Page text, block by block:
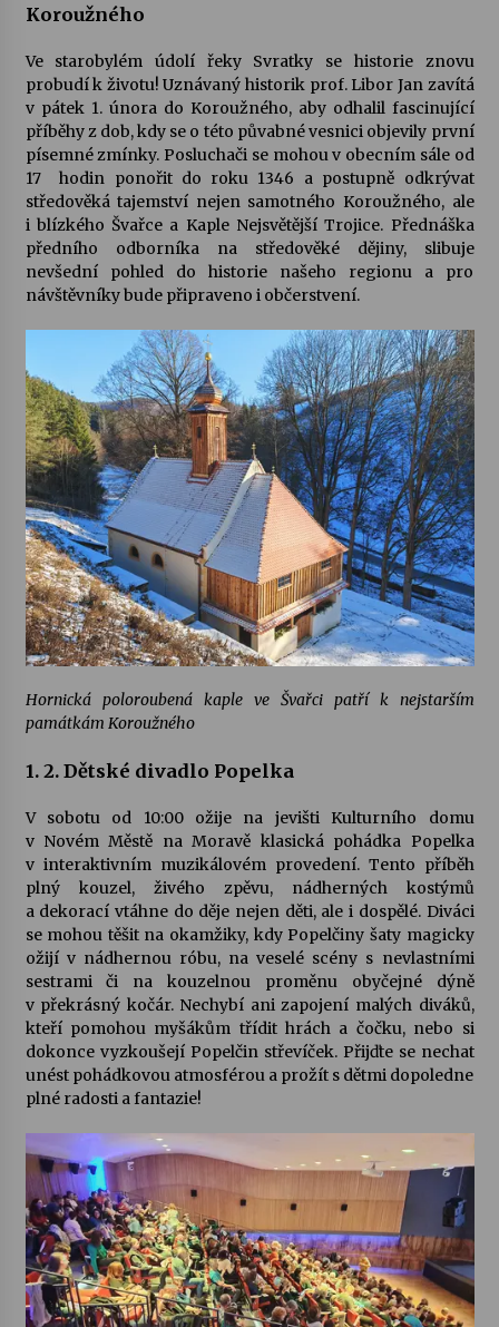
Koroužného
Ve starobylém údolí řeky Svratky se historie znovu
probudí k životu! Uznávaný historik prof. Libor Jan zavítá
v pátek 1. února do Koroužného, aby odhalil fascinující
příběhy z dob, kdy se o této půvabné vesnici objevily první
písemné zmínky. Posluchači se mohou v obecním sále od
17 hodin ponořit do roku 1346 a postupně odkrývat
středověká tajemství nejen samotného Koroužného, ale
i blízkého Švařce a Kaple Nejsvětější Trojice. Přednáška
předního odborníka na středověké dějiny, slibuje
nevšední pohled do historie našeho regionu a pro
návštěvníky bude připraveno i občerstvení.
Hornická poloroubená kaple ve Švařci patří k nejstarším
památkám Koroužného
1. 2. Dětské divadlo Popelka
V sobotu od 10:00 ožije na jevišti Kulturního domu
v Novém Městě na Moravě klasická pohádka Popelka
v interaktivním muzikálovém provedení. Tento příběh
plný kouzel, živého zpěvu, nádherných kostýmů
a dekorací vtáhne do děje nejen děti, ale i dospělé. Diváci
se mohou těšit na okamžiky, kdy Popelčiny šaty magicky
ožijí v nádhernou róbu, na veselé scény s nevlastními
sestrami či na kouzelnou proměnu obyčejné dýně
v překrásný kočár. Nechybí ani zapojení malých diváků,
kteří pomohou myšákům třídit hrách a čočku, nebo si
dokonce vyzkoušejí Popelčin střevíček. Přijďte se nechat
unést pohádkovou atmosférou a prožít s dětmi dopoledne
plné radosti a fantazie!